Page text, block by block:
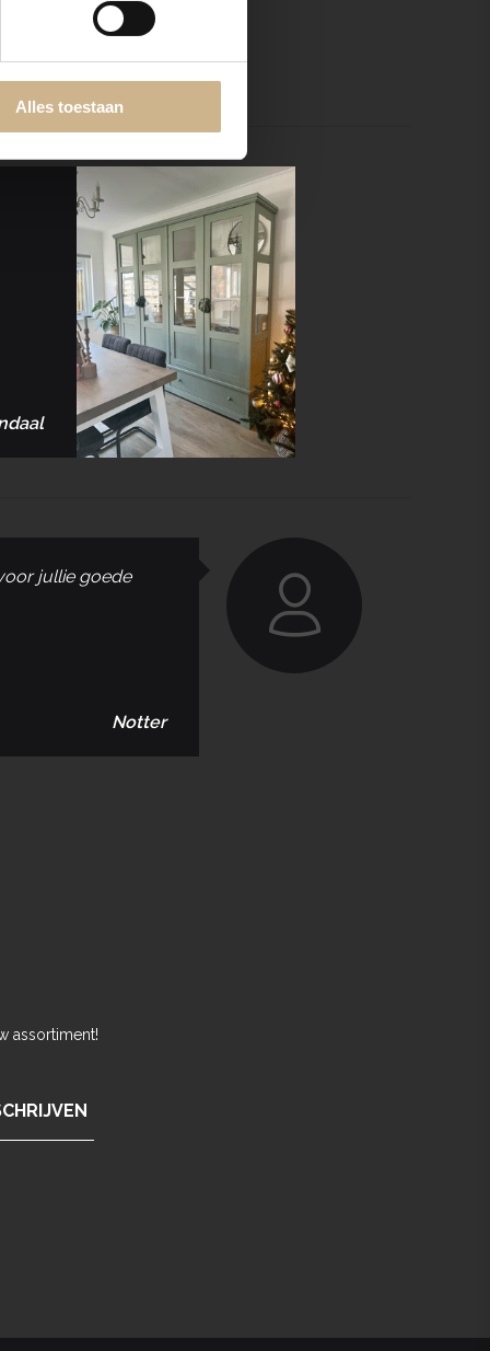
Alles toestaan
jullie goede
Notter
assortiment!